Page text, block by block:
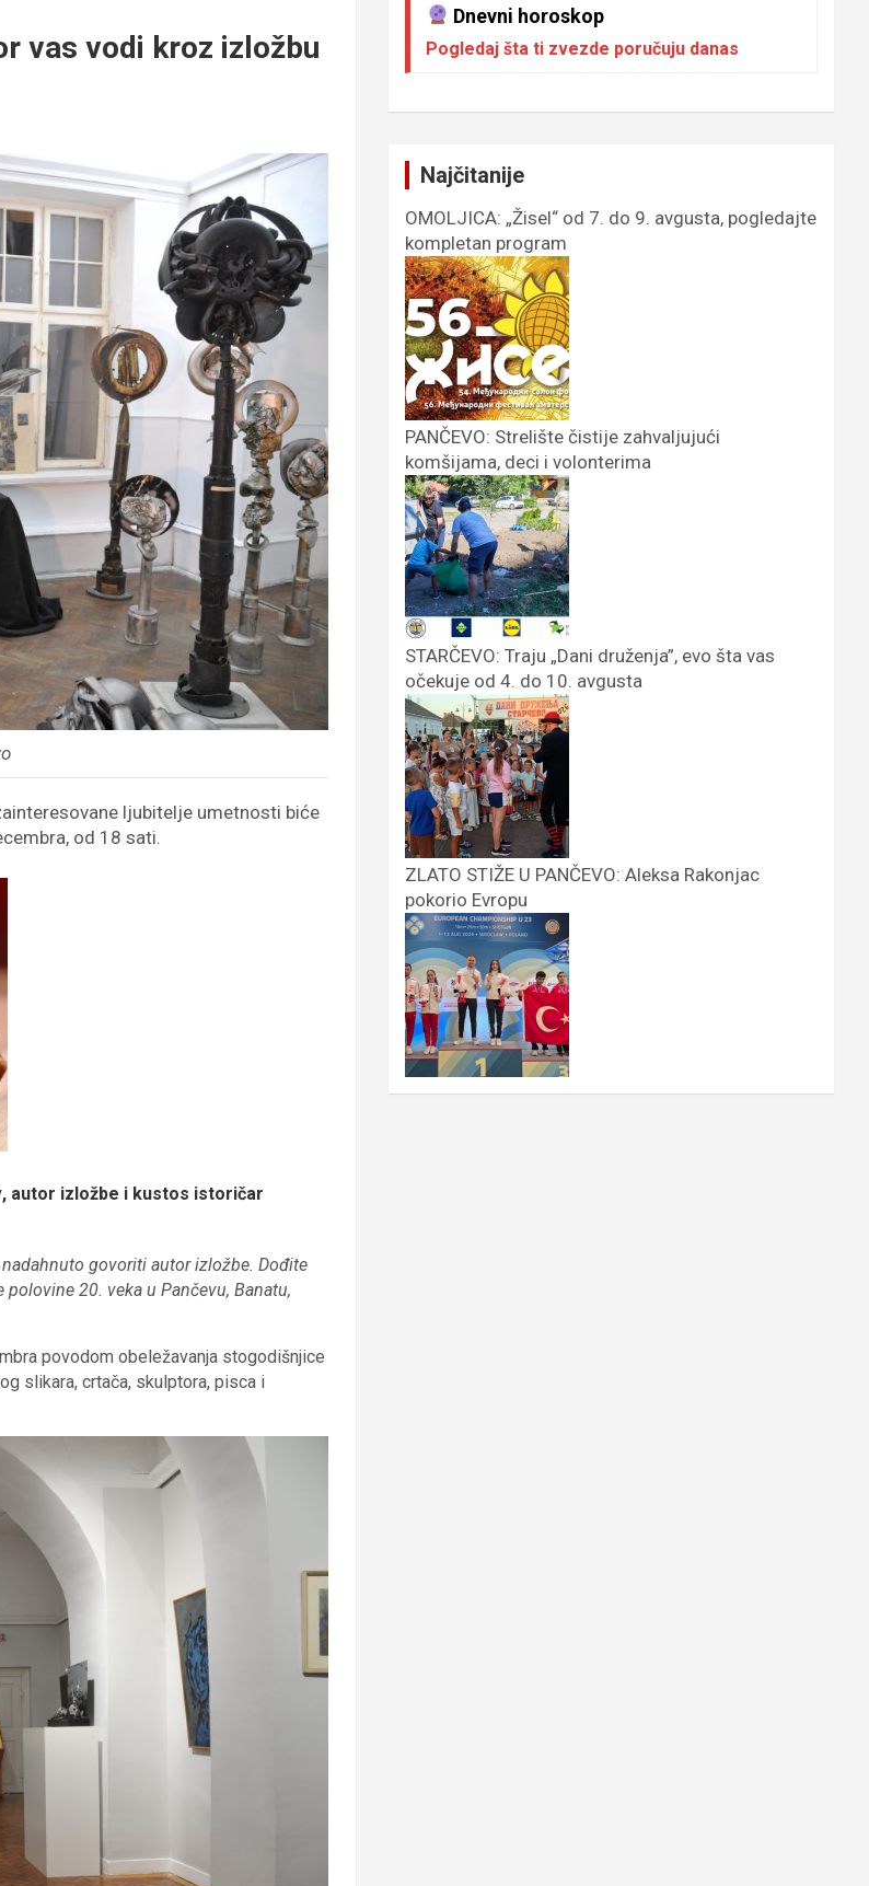
vas vodi kroz izložbu
ljubitelje umetnosti biće
od 18 sati.
, autor izložbe i kustos istoričar
govoriti autor izložbe. Dođite
20. veka u Pančevu, Banatu,
povodom obeležavanja stogodišnjice
slikara, crtača, skulptora, pisca i
Dnevni horoskop
Pogledaj šta ti zvezde poručuju danas
Najčitanije
OMOLJICA: „Žisel“ od 7. do 9. avgusta, pogledajte
kompletan program
PANČEVO: Strelište čistije zahvaljujući
komšijama, deci i volonterima
STARČEVO: Traju „Dani druženja”, evo šta vas
očekuje od 4. do 10. avgusta
ZLATO STIŽE U PANČEVO: Aleksa Rakonjac
pokorio Evropu